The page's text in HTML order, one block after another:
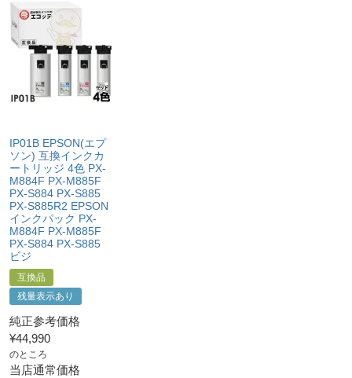
・保証対象となる商品を当店指定の方法で返送いただく
こと
・当店で定めた保証期間（ご購入日から1年間）を過ぎ
る前に当店へご連絡をいただくこと
等お客様都合ではないこと
【適用条件】
・修理に出される前に、必ず当店へご連絡をいただくこ
と。
・プリンター本体が保証期間内であることを証明できる
書類（保証書や領収書など）をご提示いただくこと。
・当店の商品が原因でプリンターが故障したことがわか
ものではないこと。
・メーカーの出張修理を依頼されてないこと。
IP01B EPSON(エプ
ソン) 互換インクカ
ートリッジ 4色 PX-
M884F PX-M885F
PX-S884 PX-S885
PX-S885R2 EPSON
インクパック PX-
M884F PX-M885F
PX-S884 PX-S885
ビジ
互換品
残量表示あり
純正参考価格
¥44,990
のところ
当店通常価格